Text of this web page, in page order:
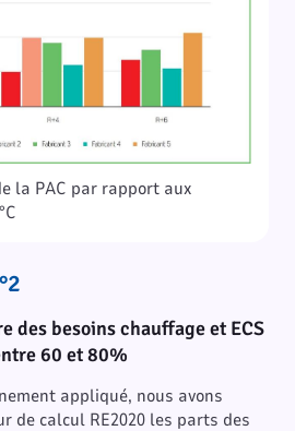
la PAC par rapport aux
des besoins chauffage et ECS
60 et 80%
appliqué, nous avons
de calcul RE2020 les parts des